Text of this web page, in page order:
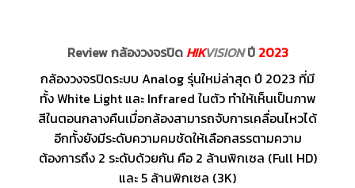
Review กล้องวงจรปิด HIKVISIONปี 2023
กล้องวงจรปิดระบบ Analog รุ่นใหม่ล่าสุด ปี 2023 ที่มี
ทั้ง White Light และ Infrared ในตัว ทำให้เห็นเป็นภาพ
สีในตอนกลางคืนเมื่อกล้องสามารถจับการเคลื่อนไหวได้
อีกทั้งยังมีระดับความคมชัดให้เลือกสรรตามความ
ต้องการถึง 2 ระดับด้วยกัน คือ 2 ล้านพิกเซล (Full HD)
และ 5 ล้านพิกเซล (3K)